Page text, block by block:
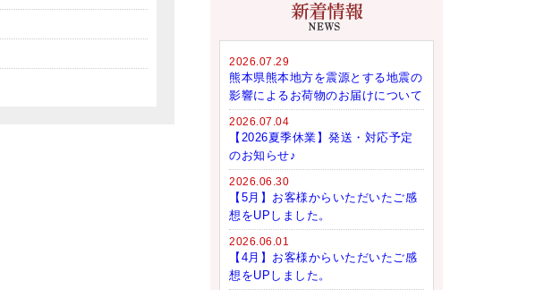
2026.07.29
熊本県熊本地方を震源とする地震の
影響によるお荷物のお届けについて
2026.07.04
【2026夏季休業】発送・対応予定
のお知らせ♪
2026.06.30
【5月】お客様からいただいたご感
想をUPしました。
2026.06.01
【4月】お客様からいただいたご感
想をUPしました。